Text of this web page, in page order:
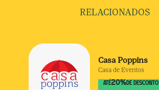
RELACIONADOS
Casa Poppins
Casa de Eventos
ATÉ20% DE DESCONTO